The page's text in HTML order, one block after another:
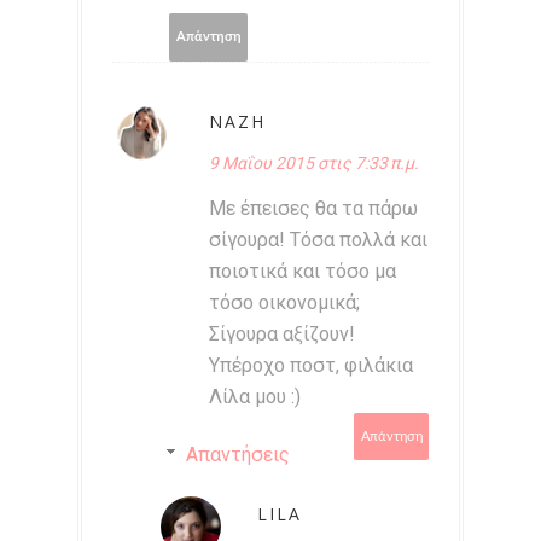
Απάντηση
NAZH
9 Μαΐου 2015 στις 7:33 π.μ.
Με έπεισες θα τα πάρω
σίγουρα! Τόσα πολλά και
ποιοτικά και τόσο μα
τόσο οικονομικά;
Σίγουρα αξίζουν!
Υπέροχο ποστ, φιλάκια
Λίλα μου :)
Απάντηση
Απαντήσεις
LILA